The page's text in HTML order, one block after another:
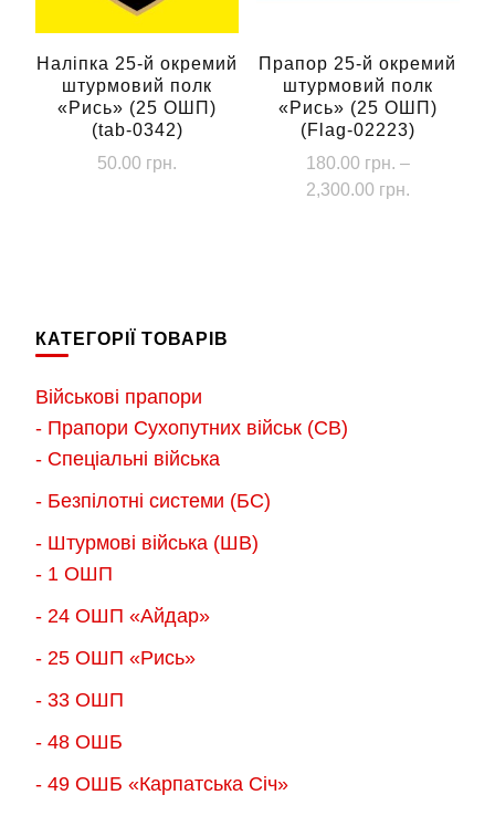
Наліпка 25-й окремий
штурмовий полк
«Рись» (25 ОШП)
(tab-0342)
50.00 грн.
Прапор 25-й окремий
штурмовий полк
«Рись» (25 ОШП)
(Flag-02223)
180.00 грн. –
2,300.00 грн.
КАТЕГОРІЇ ТОВАРІВ
Військові прапори
- Прапори Сухопутних військ (СВ)
- Спеціальні війська
- Безпілотні системи (БС)
- Штурмові війська (ШВ)
- 1 ОШП
- 24 ОШП «Айдар»
- 25 ОШП «Рись»
- 33 ОШП
- 48 ОШБ
- 49 ОШБ «Карпатська Січ»